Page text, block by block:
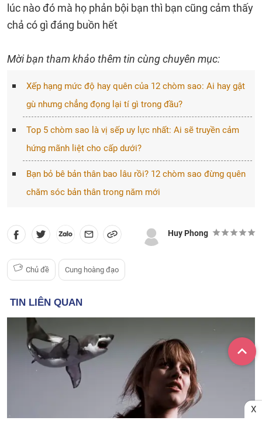
lúc nào đó mà họ phản bội bạn thì bạn cũng cảm thấy
chả có gì đáng buồn hết
Mời bạn tham khảo thêm tin cùng chuyên mục:
Xếp hạng mức độ hay quên của 12 chòm sao: Ai hay gật
gù nhưng chẳng đọng lại tí gì trong đầu?
Top 5 chòm sao là vị sếp uy lực nhất: Ai sẽ truyền cảm
hứng mãnh liệt cho cấp dưới?
Bạn bỏ bê bản thân bao lâu rồi? 12 chòm sao đừng quên
chăm sóc bản thân trong năm mới
Huy Phong
Chủ đề Cung hoàng đạo
X